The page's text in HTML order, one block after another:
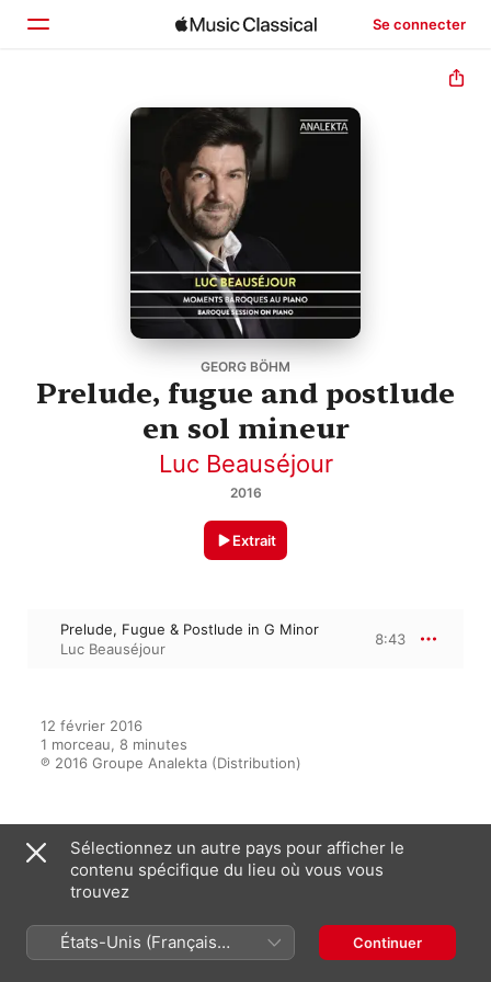
Se connecter
Accueil
Rechercher
GEORG BÖHM
Prelude, fugue and postlude
en sol mineur
Luc Beauséjour
2016
Extrait
Prelude, Fugue & Postlude in G Minor
Luc Beauséjour
8:43
12 février 2016
1 morceau, 8 minutes
℗ 2016 Groupe Analekta (Distribution)
Sur l’album
Baroque Session on Piano
Luc Beauséjour
Sélectionnez un autre pays pour afficher le
contenu spécifique du lieu où vous vous
trouvez
États-Unis (Français
France)
Continuer